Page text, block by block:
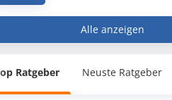
Alle anzeigen
Ratgeber Neuste Ratgeber